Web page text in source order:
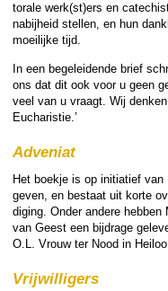
to­rale werk(st)ers en
nabij­heid stellen, en hun
moei­lijke tijd.
In een be­ge­lei­dende brief
ons dat dit ook voor u geen
veel van u vraagt. Wij
Eucha­ris­tie.’
Adveniat
Het boekje is op ini­tia­tief
ge­ven, en bestaat uit korte
diging. Onder andere
van Geest een bijdrage
O.L. Vrouw ter Nood in
Vrij­wil­li­gers